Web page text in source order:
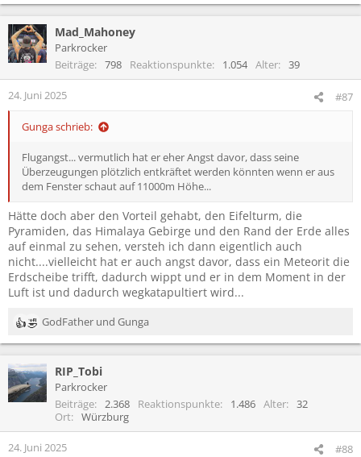
k
t
i
n
Mad_Mahoney
Parkrocker
Beiträge
798 Reaktionspunkte 1.054 Alter 39
24. Juni 2025 #87
Gunga schrieb:
Flugangst... vermutlich hat er eher Angst davor, dass seine
Überzeugungen plötzlich entkräftet werden könnten wenn er aus
dem Fenster schaut auf 11000m Höhe...
Hätte doch aber den Vorteil gehabt, den Eifelturm, die
Pyramiden, das Himalaya Gebirge und den Rand der Erde alles
auf einmal zu sehen, versteh ich dann eigentlich auch
nicht....vielleicht hat er auch angst davor, dass ein Meteorit die
Erdscheibe trifft, dadurch wippt und er in dem Moment in der
Luft ist und dadurch wegkatapultiert wird...
R
e
k
t
i
n
e
GodFather und Gunga
RIP_Tobi
Parkrocker
Beiträge
2.368 Reaktionspunkte 1.486 Alter
32
Ort
Würzburg
24. Juni 2025 #88